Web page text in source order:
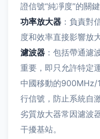
證信號“純凈度”的關鍵
功率放大器 ：負責對
度和效率直接影響放
濾波器 ：包括帶通濾
重要，即只允許特定
中國移動的900MHz/
行信號，防止系統自
劣質放大器常因濾波
干擾基站。